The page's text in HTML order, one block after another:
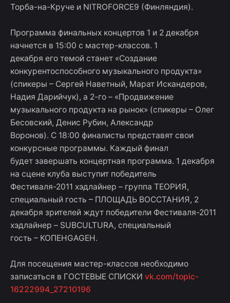
Торба-на-Круче и NITROFORCE9 (Финляндия).
Программа финальных концертов 1 и 2 декабря
начнется в 15:00 с мастер-классов. 1
декабря его темой станет «Создание
конкурентоспособного музыкального продукта»
(спикеры – Сергей Наветный, Марат Искандеров,
Надия Дарийчук), а 2-го – «Продвижение
музыкального продукта на рынок» (спикеры – Олег
Бесовский, Денис Рубин, Александр
Воронов). С 18:00 финалисты представят свои
конкурсные программы. Каждый финал
будет завершать концертная программа. 1 декабря
на сцене клуба выступит победитель
Фестиваля-2011 хэдлайнер – группа ТЕОРИЯ,
специальный гость – ПЛОЩАДЬ ВОССТАНИЯ, 2
декабря зрителей ждут победители Фестиваля-2011
хэдлайнер – SUBCULTURA, специальный
гость – КОПЕНGAGЕН.
Для посещения мастер-классов необходимо
записаться в ГОСТЕВЫЕ СПИСКИ vk.com/topic-
16222994_27210196